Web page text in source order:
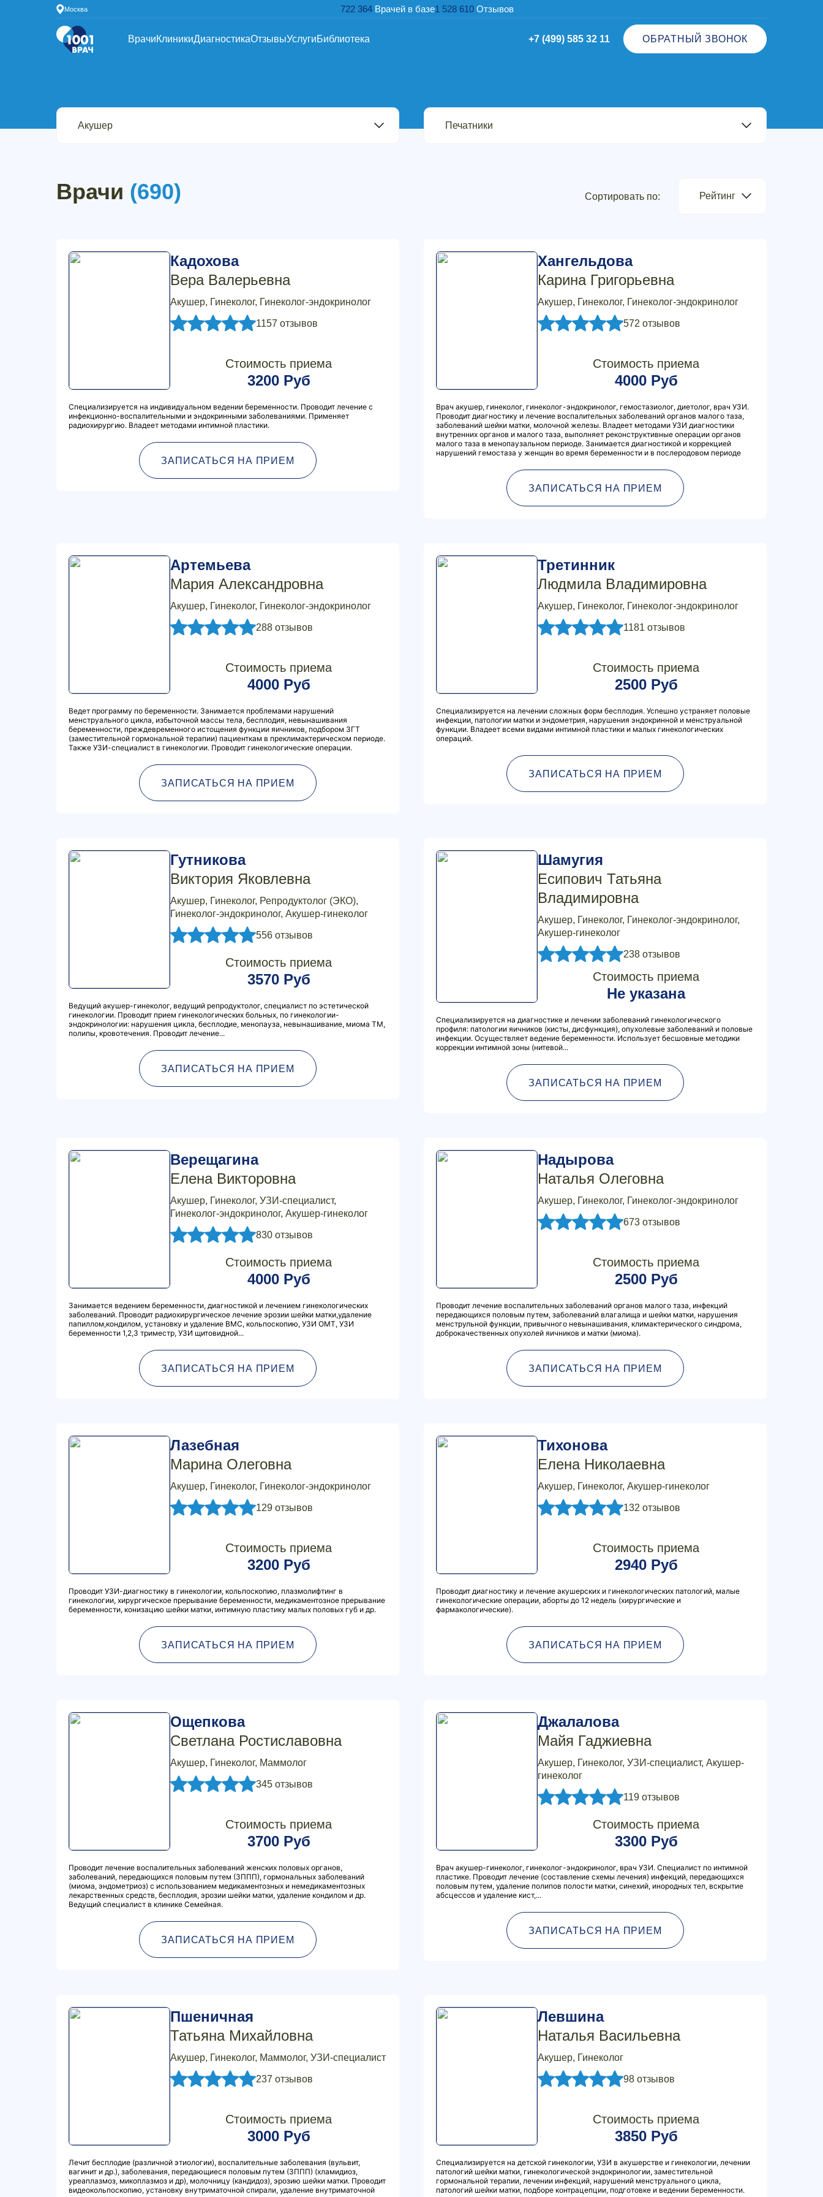
Москва 722 364 Врачей в базе1 528 610 Отзывов
ВрачиКлиникиДиагностикаОтзывыУслугиБиблиотека +7 (499) 585 32 11 ОБРАТНЫЙ ЗВОНОК
Врачи (690) Сортировать по: Рейтинг
Кадохова
Вера Валерьевна
Акушер, Гинеколог, Гинеколог-эндокринолог
1157 отзывов
Стоимость приема
3200 Руб
Специализируется на индивидуальном ведении беременности. Проводит лечение с
инфекционно-воспалительными и эндокринными заболеваниями. Применяет
радиохирургию. Владеет методами интимной пластики.
ЗАПИСАТЬСЯ НА ПРИЕМ
Хангельдова
Карина Григорьевна
Акушер, Гинеколог, Гинеколог-эндокринолог
572 отзывов
Стоимость приема
4000 Руб
Врач акушер, гинеколог, гинеколог-эндокринолог, гемостазиолог, диетолог, врач УЗИ.
Проводит диагностику и лечение воспалительных заболеваний органов малого таза,
заболеваний шейки матки, молочной железы. Владеет методами УЗИ диагностики
внутренних органов и малого таза, выполняет реконструктивные операции органов
малого таза в менопаузальном периоде. Занимается диагностикой и коррекцией
нарушений гемостаза у женщин во время беременности и в послеродовом периоде
ЗАПИСАТЬСЯ НА ПРИЕМ
Артемьева
Мария Александровна
Акушер, Гинеколог, Гинеколог-эндокринолог
288 отзывов
Стоимость приема
4000 Руб
Ведет программу по беременности. Занимается проблемами нарушений
менструального цикла, избыточной массы тела, бесплодия, невынашивания
беременности, преждевременного истощения функции яичников, подбором ЗГТ
(заместительной гормональной терапии) пациенткам в преклимактерическом периоде.
Также УЗИ-специалист в гинекологии. Проводит гинекологические операции.
ЗАПИСАТЬСЯ НА ПРИЕМ
Третинник
Людмила Владимировна
Акушер, Гинеколог, Гинеколог-эндокринолог
1181 отзывов
Стоимость приема
2500 Руб
Специализируется на лечении сложных форм бесплодия. Успешно устраняет половые
инфекции, патологии матки и эндометрия, нарушения эндокринной и менструальной
функции. Владеет всеми видами интимной пластики и малых гинекологических
операций.
ЗАПИСАТЬСЯ НА ПРИЕМ
Гутникова
Виктория Яковлевна
Акушер, Гинеколог, Репродуктолог (ЭКО),
Гинеколог-эндокринолог, Акушер-гинеколог
556 отзывов
Стоимость приема
3570 Руб
Ведущий акушер-гинеколог, ведущий репродуктолог, специалист по эстетической
гинекологии. Проводит прием гинекологических больных, по гинекологии-
эндокринологии: нарушения цикла, бесплодие, менопауза, невынашивание, миома ТМ,
полипы, кровотечения. Проводит лечение...
ЗАПИСАТЬСЯ НА ПРИЕМ
Шамугия
Есипович Татьяна
Владимировна
Акушер, Гинеколог, Гинеколог-эндокринолог,
Акушер-гинеколог
238 отзывов
Стоимость приема
Не указана
Специализируется на диагностике и лечении заболеваний гинекологического
профиля: патологии яичников (кисты, дисфункция), опухолевые заболеваний и половые
инфекции. Осуществляет ведение беременности. Использует бесшовные методики
коррекции интимной зоны (нитевой...
ЗАПИСАТЬСЯ НА ПРИЕМ
Верещагина
Елена Викторовна
Акушер, Гинеколог, УЗИ-специалист,
Гинеколог-эндокринолог, Акушер-гинеколог
830 отзывов
Стоимость приема
4000 Руб
Занимается ведением беременности, диагностикой и лечением гинекологических
заболеваний. Проводит радиохирургическое лечение эрозии шейки матки,удаление
папиллом,кондилом, установку и удаление ВМС, кольпоскопию, УЗИ ОМТ, УЗИ
беременности 1,2,3 триместр, УЗИ щитовидной...
ЗАПИСАТЬСЯ НА ПРИЕМ
Надырова
Наталья Олеговна
Акушер, Гинеколог, Гинеколог-эндокринолог
673 отзывов
Стоимость приема
2500 Руб
Проводит лечение воспалительных заболеваний органов малого таза, инфекций
передающихся половым путем, заболеваний влагалища и шейки матки, нарушения
менструльной функции, привычного невынашивания, климактерического синдрома,
доброкачественных опухолей яичников и матки (миома).
ЗАПИСАТЬСЯ НА ПРИЕМ
Лазебная
Марина Олеговна
Акушер, Гинеколог, Гинеколог-эндокринолог
129 отзывов
Стоимость приема
3200 Руб
Проводит УЗИ-диагностику в гинекологии, кольпоскопию, плазмолифтинг в
гинекологии, хирургическое прерывание беременности, медикаментозное прерывание
беременности, конизацию шейки матки, интимную пластику малых половых губ и др.
ЗАПИСАТЬСЯ НА ПРИЕМ
Тихонова
Елена Николаевна
Акушер, Гинеколог, Акушер-гинеколог
132 отзывов
Стоимость приема
2940 Руб
Проводит диагностику и лечение акушерских и гинекологических патологий, малые
гинекологические операции, аборты до 12 недель (хирургические и
фармакологические).
ЗАПИСАТЬСЯ НА ПРИЕМ
Ощепкова
Светлана Ростиславовна
Акушер, Гинеколог, Маммолог
345 отзывов
Стоимость приема
3700 Руб
Проводит лечение воспалительных заболеваний женских половых органов,
заболеваний, передающихся половым путем (ЗППП), гормональных заболеваний
(миома, эндометриоз) с использованием медикаментозных и немедикаментозных
лекарственных средств, бесплодия, эрозии шейки матки, удаление кондилом и др.
Ведущий специалист в клинике Семейная.
ЗАПИСАТЬСЯ НА ПРИЕМ
Джалалова
Майя Гаджиевна
Акушер, Гинеколог, УЗИ-специалист, Акушер-
гинеколог
119 отзывов
Стоимость приема
3300 Руб
Врач акушер-гинеколог, гинеколог-эндокринолог, врач УЗИ. Специалист по интимной
пластике. Проводит лечение (составление схемы лечения) инфекций, передающихся
половым путем, удаление полипов полости матки, синехий, инородных тел, вскрытие
абсцессов и удаление кист,...
ЗАПИСАТЬСЯ НА ПРИЕМ
Пшеничная
Татьяна Михайловна
Акушер, Гинеколог, Маммолог, УЗИ-специалист
237 отзывов
Стоимость приема
3000 Руб
Лечит бесплодие (различной этиологии), воспалительные заболевания (вульвит,
вагинит и др.), заболевания, передающиеся половым путем (ЗППП) (хламидиоз,
уреаплазмоз, микоплазмоз и др), молочницу (кандидоз), эрозию шейки матки. Проводит
видеокольпоскопию, установку внутриматочной спирали, удаление внутриматочной
Левшина
Наталья Васильевна
Акушер, Гинеколог
98 отзывов
Стоимость приема
3850 Руб
Специализируется на детской гинекологии, УЗИ в акушерстве и гинекологии, лечении
патологий шейки матки, гинекологической эндокринологии, заместительной
гормональной терапии, лечении инфекций, нарушений менструального цикла,
патологий шейки матки, подборе контрацепции, подготовке и ведении беременности.